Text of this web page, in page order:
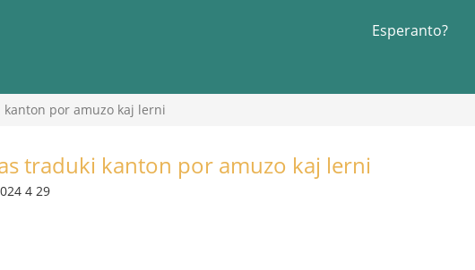
Esperanto?
por amuzo kaj lerni
traduki kanton por amuzo kaj lerni
4 29